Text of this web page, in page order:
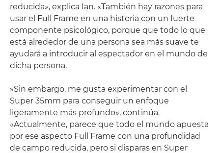
reducida», explica Ian. «También hay razones para
usar el Full Frame en una historia con un fuerte
componente psicológico, porque que todo lo que
está alrededor de una persona sea más suave te
ayudará a introducir al espectador en el mundo de
dicha persona.
»Sin embargo, me gusta experimentar con el
Super 35mm para conseguir un enfoque
ligeramente más profundo», continúa.
«Actualmente, parece que todo el mundo apuesta
por ese aspecto Full Frame con una profundidad
de campo reducida, pero si disparas en Super